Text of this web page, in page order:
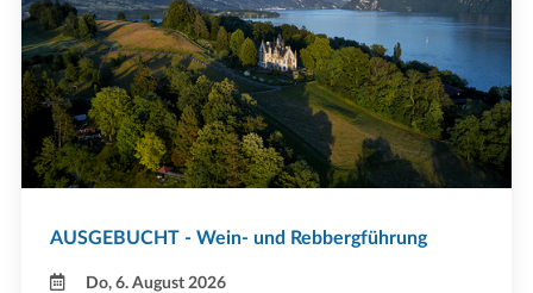
AUSGEBUCHT - Wein- und Rebbergführung
Do, 6. August 2026